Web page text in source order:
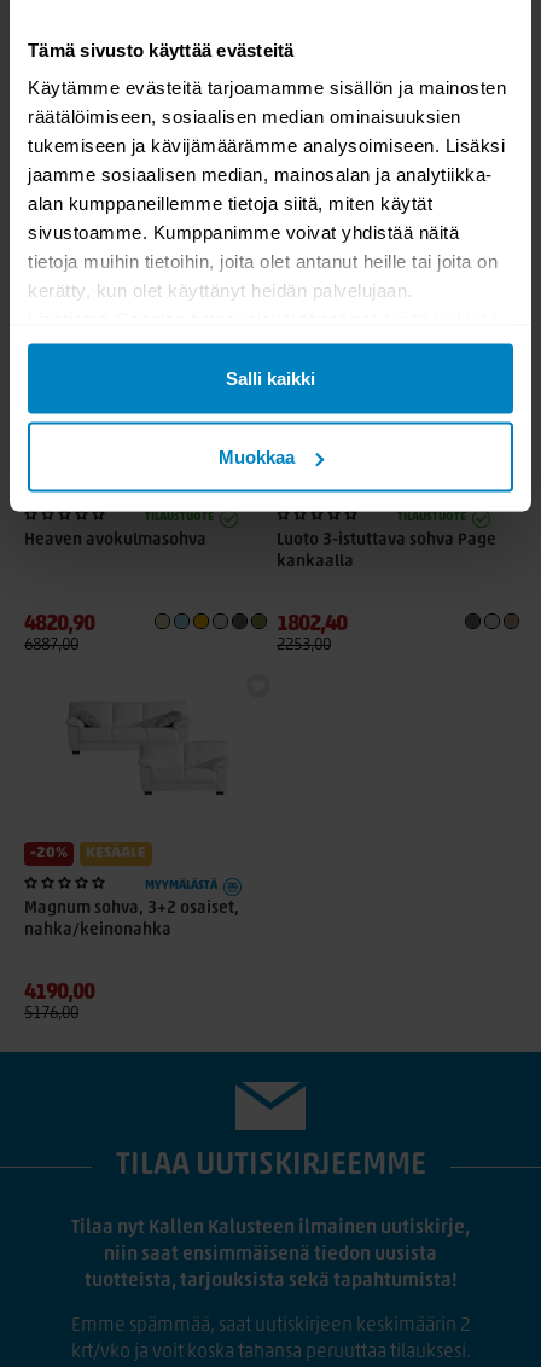
Tämä sivusto käyttää evästeitä
Käytämme evästeitä tarjoamamme sisällön ja mainosten
räätälöimiseen, sosiaalisen median ominaisuuksien
tukemiseen ja kävijämäärämme analysoimiseen. Lisäksi
jaamme sosiaalisen median, mainosalan ja analytiikka-
alan kumppaneillemme tietoja siitä, miten käytät
sivustoamme. Kumppanimme voivat yhdistää näitä
tietoja muihin tietoihin, joita olet antanut heille tai joita on
kerätty, kun olet käyttänyt heidän palvelujaan.
Salli kaikki
Muokkaa
-30% KESÄALE
TILAUSTUOTE
Skandi 3-istuttava sohva
1652,70
2361,00
-30% KESÄALE
TILAUSTUOTE
Heaven 3-istuttava sohva
2484,30
-30%
TILAUSTUOTE
Heaven avokulmasohva
4820,90
6887,00
TILAUSTUOTE
Luoto 3-istuttava sohva Page
kankaalla
1802,40
2253,00
-20% KESÄALE
MYYMÄLÄSTÄ
Magnum sohva, 3+2 osaiset,
nahka/keinonahka
4190,00
5176,00
TILAA UUTISKIRJEEMME
Tilaa nyt Kallen Kalusteen ilmainen uutiskirje,
niin saat ensimmäisenä tiedon uusista
tuotteista, tarjouksista sekä tapahtumista!
Emme spämmää, saat uutiskirjeen keskimäärin 2
krt/vko ja voit koska tahansa peruuttaa tilauksesi.